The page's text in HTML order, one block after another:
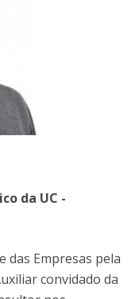
da UC -
das Empresas pela
convidado da